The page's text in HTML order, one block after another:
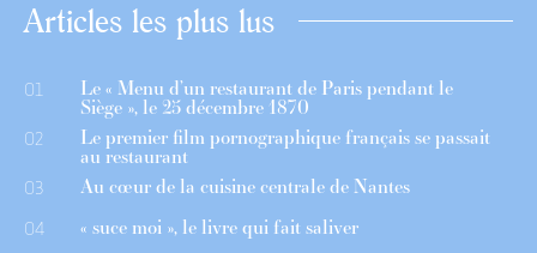
Articles les plus lus
01 Le « Menu d’un restaurant de Paris pendant le
Siège », le 25 décembre 1870
02 Le premier film pornographique français se passait
au restaurant
03 Au cœur de la cuisine centrale de Nantes
04 « suce moi », le livre qui fait saliver